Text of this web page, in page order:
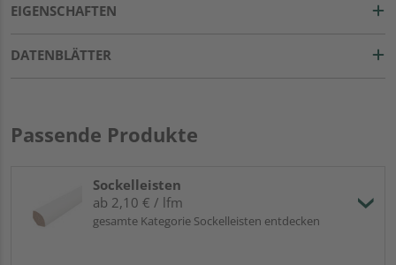
EIGENSCHAFTEN
DATENBLÄTTER
Passende Produkte
Sockelleisten
ab 2,10 € / lfm
gesamte Kategorie Sockelleisten entdecken